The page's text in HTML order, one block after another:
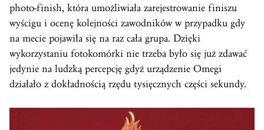
photo-finish, która umożliwiała zarejestrowanie finiszu
wyścigu i ocenę kolejności zawodników w przypadku gdy
na mecie pojawiła się na raz cała grupa. Dzięki
wykorzystaniu fotokomórki nie trzeba było się już zdawać
jedynie na ludzką percepcję gdyż urządzenie Omegi
działało z dokładnością rzędu tysięcznych części sekundy.